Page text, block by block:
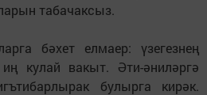
табачаксыз.
бәхет елмаер: үзегезнең
кулай вакыт. Әти-әниләргә
булырга кирәк.